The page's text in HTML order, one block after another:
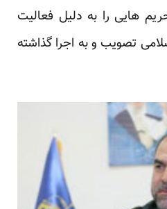
هایی را به دلیل فعالیت
تصویب و به اجرا گذاشته